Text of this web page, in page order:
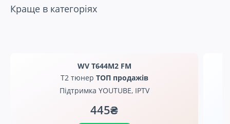
Краще в категоріях
WV T644M2 FM
Т2 тюнер ТОП продажів
Підтримка YOUTUBE, IPTV
445₴